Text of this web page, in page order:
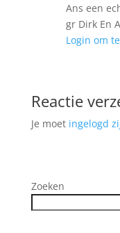
Ans een
gr Dirk En
Login om
Reactie
Je moet ingelogd
Zoeken